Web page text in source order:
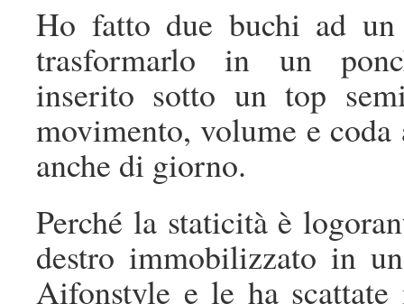
Ho fatto due buchi ad
trasformarlo in un
inserito sotto un top
movimento, volume e
anche di giorno.
Perché la staticità è
destro immobilizzato in
Aifonstyle e le ha